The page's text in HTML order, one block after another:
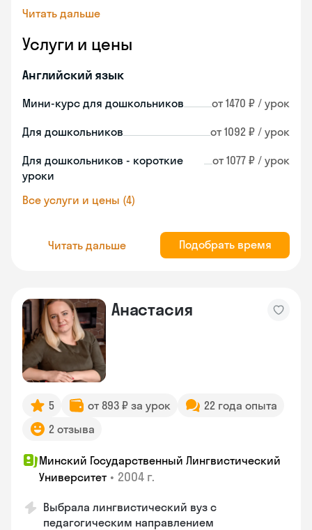
Читать дальше
Услуги и цены
Английский язык
Мини-курс для дошкольников от 1470 ₽ / урок
Для дошкольников от 1092 ₽ / урок
Для дошкольников - короткие
уроки
от 1077 ₽ / урок
Все услуги и цены (4)
Читать дальше Подобрать время
Анастасия
5 от 893 ₽ за урок
22 года опыта
2 отзыва
Минский Государственный Лингвистический
Университет • 2004 г.
Выбрала лингвистический вуз с
педагогическим направлением